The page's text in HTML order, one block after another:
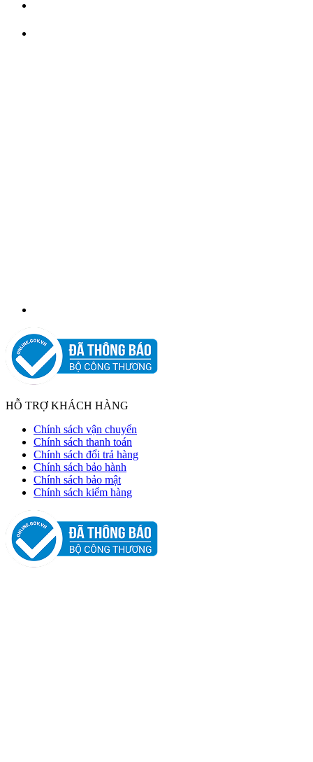
HỖ TRỢ KHÁCH HÀNG
Chính sách vận chuyển
Chính sách thanh toán
Chính sách đổi trả hàng
Chính sách bảo hành
Chính sách bảo mật
Chính sách kiểm hàng